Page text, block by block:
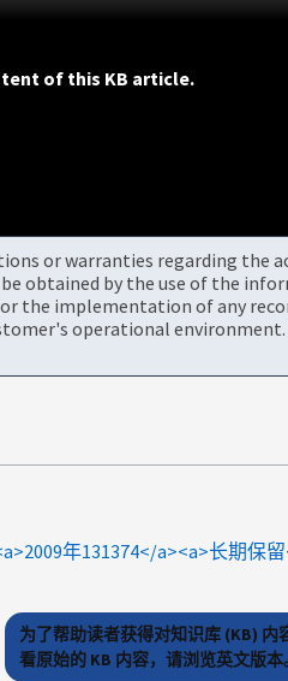
of this KB article.
or warranties regarding
obtained by the use of the
the implementation of any
operational
年131374</a><a>长期保
为了帮助读者获得对知识库 (KB)
看原始的 KB 内容，请浏览英文版